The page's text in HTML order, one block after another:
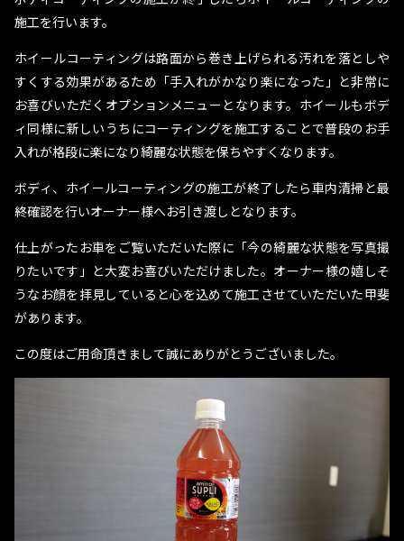
施工を行います。
ホイールコーティングは路面から巻き上げられる汚れを落としや
すくする効果があるため「手入れがかなり楽になった」と非常に
お喜びいただくオプションメニューとなります。ホイールもボデ
ィ同様に新しいうちにコーティングを施工することで普段のお手
入れが格段に楽になり綺麗な状態を保ちやすくなります。
ボディ、ホイールコーティングの施工が終了したら車内清掃と最
終確認を行いオーナー様へお引き渡しとなります。
仕上がったお車をご覧いただいた際に「今の綺麗な状態を写真撮
りたいです」と大変お喜びいただけました。オーナー様の嬉しそ
うなお顔を拝見していると心を込めて施工させていただいた甲斐
があります。
この度はご用命頂きまして誠にありがとうございました。